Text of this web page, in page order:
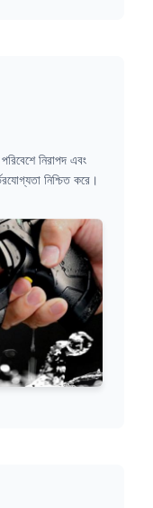
নিরাপদ এবং
নিশ্চিত করে।